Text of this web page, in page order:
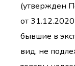
(утвержден
от
бывшие в
вид, не